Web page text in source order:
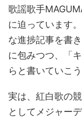
歌謡歌手
に迫っています
な進捗記事を書
に包みつつ、「
らと書いていこ
実は、紅白歌の
としてメジャー